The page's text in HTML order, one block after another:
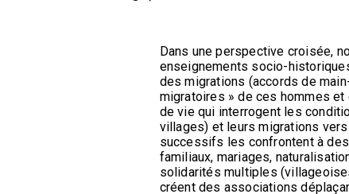
Dans une perspective croisée,
enseignements socio-
des migrations (accords de
migratoires » de ces hommes
de vie qui interrogent les
villages) et leurs migrations
successifs les confrontent à
familiaux, mariages,
solidarités multiples
créent des associations